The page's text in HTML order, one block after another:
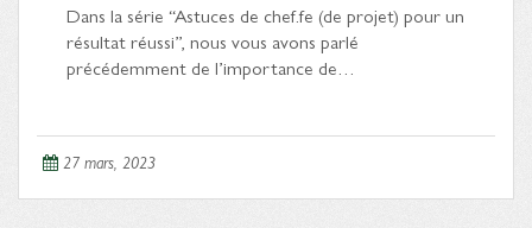
Dans la série “Astuces de chef.fe (de projet) pour un
résultat réussi”, nous vous avons parlé
précédemment de l’importance de…
27 mars, 2023